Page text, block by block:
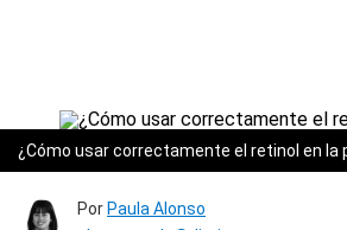
¿Cómo usar correctamente el retinol en la
Por Paula Alonso